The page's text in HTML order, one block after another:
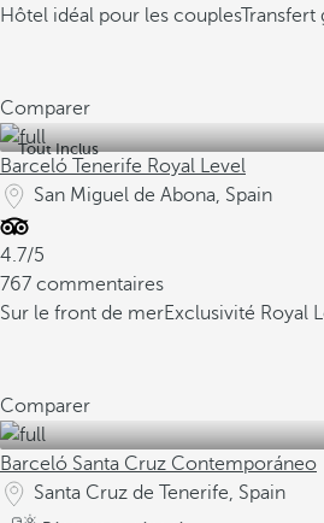
Hôtel idéal pour les couplesTransfert
Comparer
Tout Inclus
Barceló Tenerife Royal Level
San Miguel de Abona, Spain
4.7/5
767 commentaires
Sur le front de merExclusivité Royal
Comparer
Barceló Santa Cruz Contemporáneo
Santa Cruz de Tenerife, Spain